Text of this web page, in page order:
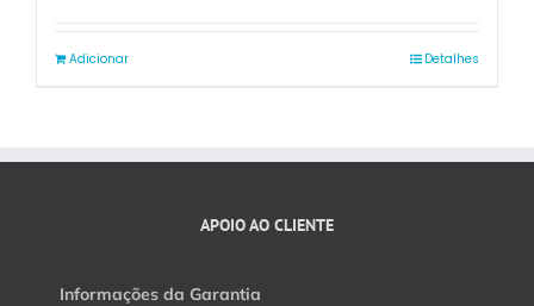
Adicionar Detalhes
APOIO AO CLIENTE
Informações da Garantia